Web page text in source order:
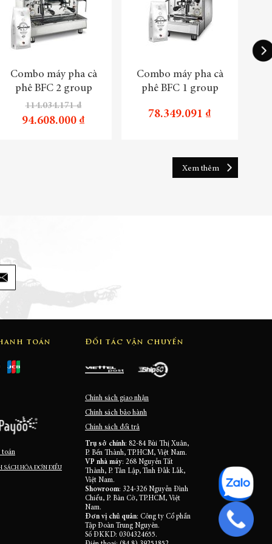
Combo máy pha cà
phê BFC 2 group
114.034.171 ₫
94.608.000 ₫
Combo máy pha cà
phê BFC 1 group
78.349.091 ₫
Xem thêm
toán
toán
SÁCH HÓA ĐƠN ĐIỀU
Đối tác vận chuyển
Chính sách giao nhận
Chính sách bảo hành
Chính sách đổi trả
Trụ sở chính: 82-84 Bùi Thị Xuân,
P. Bến Thành, TP.HCM, Việt Nam.
VP nhà máy: 268 Nguyễn Tất
Thành, P. Tân Lập, Tỉnh Đắk Lắk,
Việt Nam.
Showroom: 324-326 Nguyễn Đình
Chiểu, P. Bàn Cờ, TP.HCM, Việt
Nam.
Đơn vị chủ quản: Công ty Cổ phần
Tập Đoàn Trung Nguyên.
Số ĐKKD: 0304324655.